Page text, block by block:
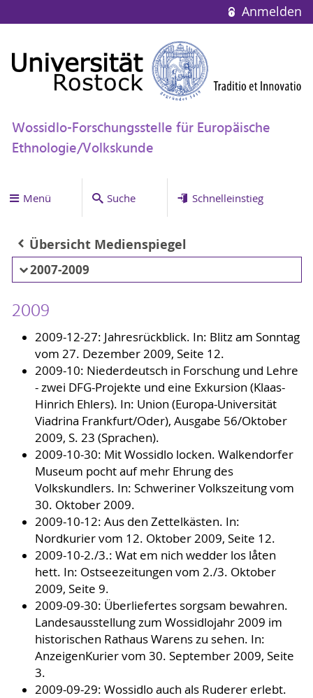
Anmelden
Wossidlo-Forschungsstelle für Europäische
Ethnologie/Volkskunde
Menü Suche Schnelleinstieg
Übersicht Medienspiegel
2007-2009
2009
2009-12-27: Jahresrückblick. In: Blitz am Sonntag
vom 27. Dezember 2009, Seite 12.
2009-10: Niederdeutsch in Forschung und Lehre
- zwei DFG-Projekte und eine Exkursion (Klaas-
Hinrich Ehlers). In: Union (Europa-Universität
Viadrina Frankfurt/Oder), Ausgabe 56/Oktober
2009, S. 23 (Sprachen).
2009-10-30: Mit Wossidlo locken. Walkendorfer
Museum pocht auf mehr Ehrung des
Volkskundlers. In: Schweriner Volkszeitung vom
30. Oktober 2009.
2009-10-12: Aus den Zettelkästen. In:
Nordkurier vom 12. Oktober 2009, Seite 12.
2009-10-2./3.: Wat em nich wedder los låten
hett. In: Ostseezeitungen vom 2./3. Oktober
2009, Seite 9.
2009-09-30: Überliefertes sorgsam bewahren.
Landesausstellung zum Wossidlojahr 2009 im
historischen Rathaus Warens zu sehen. In:
AnzeigenKurier vom 30. September 2009, Seite
3.
2009-09-29: Wossidlo auch als Ruderer erlebt.